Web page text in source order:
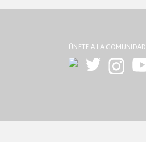
ÚNETE A LA COMUNIDAD